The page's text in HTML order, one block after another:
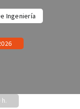
Ingeniería